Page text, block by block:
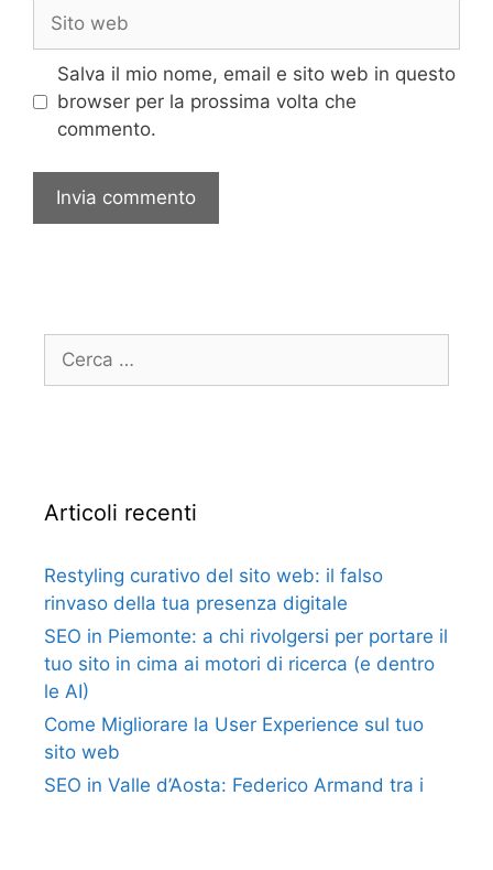
Salva il mio nome, email e sito web in questo
browser per la prossima volta che
commento.
Articoli recenti
Restyling curativo del sito web: il falso
rinvaso della tua presenza digitale
SEO in Piemonte: a chi rivolgersi per portare il
tuo sito in cima ai motori di ricerca (e dentro
le AI)
Come Migliorare la User Experience sul tuo
sito web
SEO in Valle d’Aosta: Federico Armand tra i